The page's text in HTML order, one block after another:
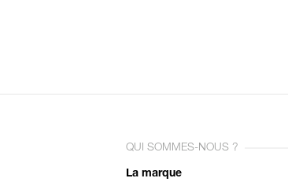
QUI SOMMES-NOUS ?
La marque